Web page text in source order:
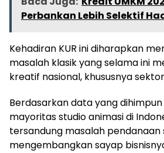
Perbankan Lebih Selektif
Kehadiran KUR ini diharapkan
masalah klasik yang selama ini
kreatif nasional, khususnya
Berdasarkan data yang
mayoritas studio animasi di
tersandung masalah pendanaan
mengembangkan sayap